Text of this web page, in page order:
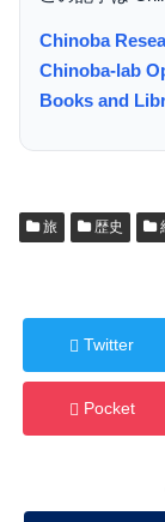
Chinoba
Chinoba-lab
Books and
旅 歴史
Twitter
Pocket